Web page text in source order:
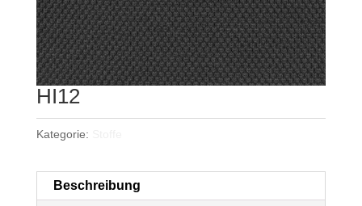
HI12
Kategorie:
Beschreibung